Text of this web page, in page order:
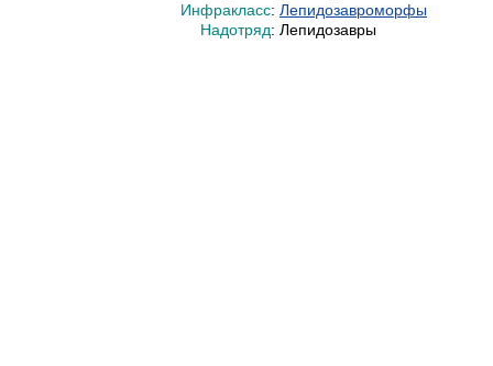
Инфракласс: Лепидозавроморфы
Надотряд: Лепидозавры